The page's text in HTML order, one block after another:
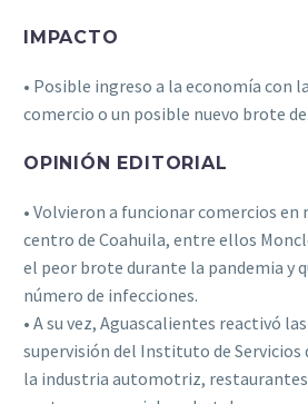
IMPACTO
• Posible ingreso a la economía con
comercio o un posible nuevo brote de
OPINIÓN EDITORIAL
• Volvieron a funcionar comercios en
centro de Coahuila, entre ellos
el peor brote durante la pandemia y
número de infecciones.
• A su vez, Aguascalientes reactivó
supervisión del Instituto de Servicios
la industria automotriz,